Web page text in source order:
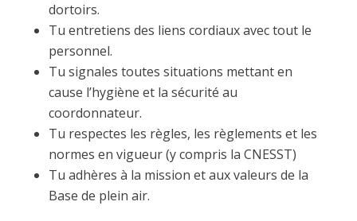
dortoirs.
Tu entretiens des liens cordiaux avec tout le
personnel.
Tu signales toutes situations mettant en
cause l’hygiène et la sécurité au
coordonnateur.
Tu respectes les règles, les règlements et les
normes en vigueur (y compris la CNESST)
Tu adhères à la mission et aux valeurs de la
Base de plein air.